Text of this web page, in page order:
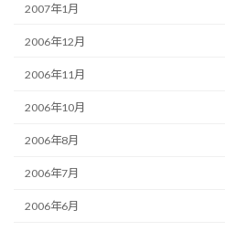
2007年1月
2006年12月
2006年11月
2006年10月
2006年8月
2006年7月
2006年6月